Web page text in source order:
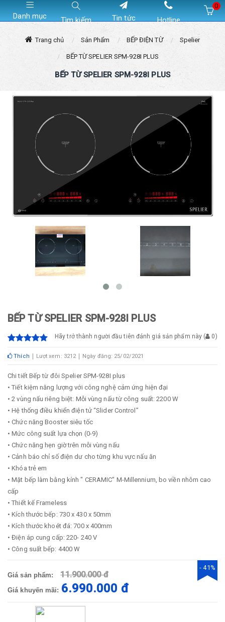
Danh mục Tìm kiếm Tin tức Hotline
0
Trang chủ Sản Phẩm BẾP ĐIỆN TỪ Spelier
BẾP TỪ SPELIER SPM-928I PLUS
BẾP TỪ SPELIER SPM-928I PLUS
BẾP TỪ SPELIER SPM-928I PLUS
Hãy trở thành người đầu tiên đánh giá sản phẩm này ( 0)
Thích Lượt xem: 3212 Ngày đăng: 25/02/2021
Chi tiết Bếp từ đôi Spelier SPM-928I plus
• Tiết kiệm năng lượng với công nghệ cảm ứng hiện đại
• 2 vùng nấu riêng biệt: Mỗi vùng nấu từ công suất: 2200 W
• Hệ thống điều khiển điện tử “Slider Control”
• Chức năng Booster siêu tốc
• Mức công suất lựa chọn (0-9)
• Chức năng hẹn giờ trên mỗi vùng nấu
• Cảnh báo chỉ số điện dư cho từng khu vực nấu ăn
• Khóa trẻ em
• Mặt bếp làm bằng kính " CERAMIC" M-Millennium, bo viền nhôm cao
cấp
• Thiết kế Frameless
• Kích thước bếp: 730 x 430 x 50mm
• Kích thước khoét đá: 700 x 400mm
• Điện áp cung cấp: 220- 240 V
• Công suất bếp: 4400 W
Giá sản phẩm: 11.900.000 đ
Giá khuyến mãi: 6.990.000 đ
- 41%